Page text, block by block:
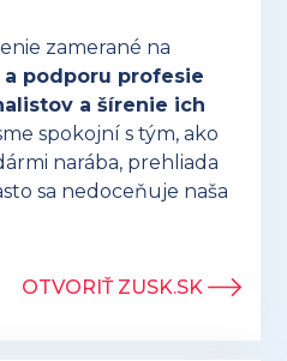
zamerané na
podporu profesie
a šírenie ich
spokojní s tým, ako
narába, prehliada
sa nedoceňuje naša
OTVORIŤ ZUSK.SK